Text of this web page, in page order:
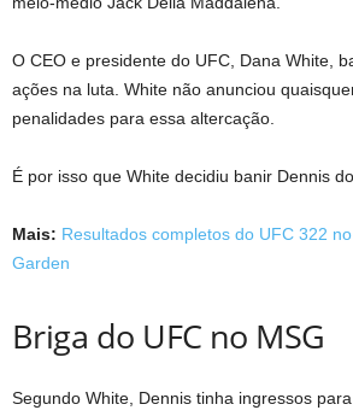
O CEO e presidente do UFC, Dana White,
ações na luta. White não anunciou
penalidades para essa altercação.
É por isso que White decidiu banir Dennis
Mais: Resultados completos do UFC 322
Garden
Briga do UFC no MSG
Segundo White, Dennis tinha ingressos